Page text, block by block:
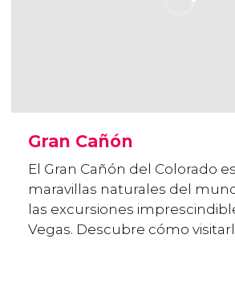
Gran Cañón
El Gran Cañón del Colorado
maravillas naturales del
las excursiones
Vegas. Descubre cómo